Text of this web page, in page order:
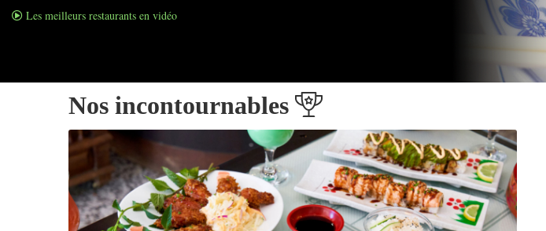
Les meilleurs restaurants en vidéo
Nos incontournables